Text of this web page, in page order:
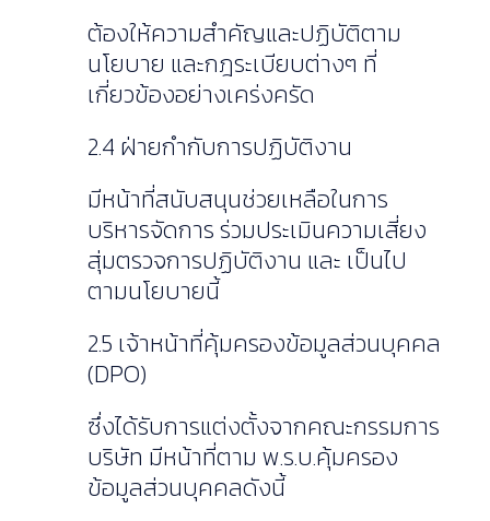
ต้องให้ความสำคัญและปฏิบัติตาม
นโยบาย และกฎระเบียบต่างๆ ที่
เกี่ยวข้องอย่างเคร่งครัด
2.4 ฝ่ายกำกับการปฏิบัติงาน
มีหน้าที่สนับสนุนช่วยเหลือในการ
บริหารจัดการ ร่วมประเมินความเสี่ยง
สุ่มตรวจการปฏิบัติงาน และ เป็นไป
ตามนโยบายนี้
2.5 เจ้าหน้าที่คุ้มครองข้อมูลส่วนบุคคล
(DPO)
ซึ่งได้รับการแต่งตั้งจากคณะกรรมการ
บริษัท มีหน้าที่ตาม พ.ร.บ.คุ้มครอง
ข้อมูลส่วนบุคคลดังนี้